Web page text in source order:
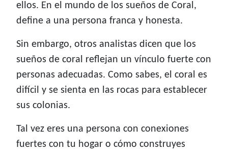
ellos. En el mundo de los sueños de Coral,
define a una persona franca y honesta.
Sin embargo, otros analistas dicen que los
sueños de coral reflejan un vínculo fuerte con
personas adecuadas. Como sabes, el coral es
difícil y se sienta en las rocas para establecer
sus colonias.
Tal vez eres una persona con conexiones
fuertes con tu hogar o cómo construyes